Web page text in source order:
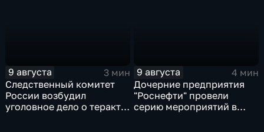
9 августа
3 мин
Следственный комитет
России возбудил
уголовное дело о теракте
9 августа
4 мин
Дочерние предприятия
"Роснефти" провели
серию мероприятий в